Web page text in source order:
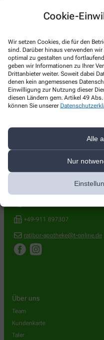
Cookie-
Wir setzen Cookies, die für den
sind. Darüber hinaus verwenden
optimal zu gestalten und
geben wir Informationen zu Ihrer
Drittanbieter weiter. Soweit dabei
denen kein angemessenes
Einwilligung zur Nutzung dieser
diesen Ländern gem. Artikel 49
können Sie unserer
Alle
Nur
Arzneimittelbestellung
Ratibortaler sammeln
Unser Service-
Wir helfen Ihnen gerne!
Kontakt
Ratibor Apotheke
+49-911 897307
ratibor-apotheke@t-online.de
Über uns
Team
Kundenkarte
Taler